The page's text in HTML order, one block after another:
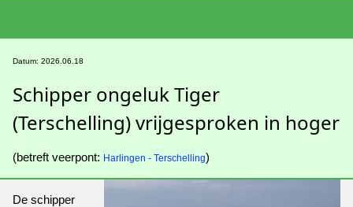
Datum: 2026.06.18
Schipper ongeluk Tiger
(Terschelling) vrijgesproken in hoger
(betreft veerpont: Harlingen - Terschelling)
De schipper